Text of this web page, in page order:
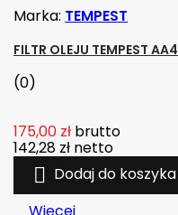
Marka: TEMPEST
FILTR OLEJU TEMPEST
(0)
175,00 zł brutto
142,28 zł netto
 Dodaj do koszyka
Więcej